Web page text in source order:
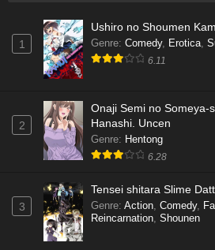
1
Ushiro no Shoumen
Genre: Comedy, Erotica
6.11
2
Onaji Semi no Someya-
Hanashi. Uncen
Genre: Hentong
6.28
3
Tensei shitara Slime
Genre: Action Comedy,
Reincarnation Shounen